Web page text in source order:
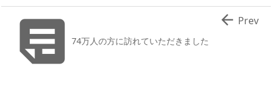
74万人の方に訪れていただきました
 Prev